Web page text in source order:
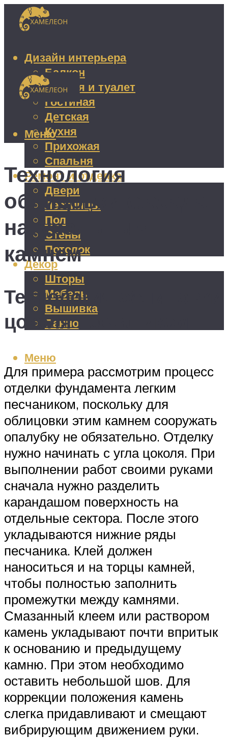
Дизайн интерьера
Балкон
Ванная и туалет
Гостиная
Детская
Кухня
Прихожая
Спальня
Ремонт и отделка
Двери
Лестницы
Пол
Стены
Потолок
Декор
Шторы
Мебель
Вышивка
Панно
Меню
Меню
Технология
облицовки фасада
натуральным
камнем
Технология облицовки
цоколя песчаником
Для примера рассмотрим процесс
отделки фундамента легким
песчаником, поскольку для
облицовки этим камнем сооружать
опалубку не обязательно. Отделку
нужно начинать с угла цоколя. При
выполнении работ своими руками
сначала нужно разделить
карандашом поверхность на
отдельные сектора. После этого
укладываются нижние ряды
песчаника. Клей должен
наноситься и на торцы камней,
чтобы полностью заполнить
промежутки между камнями.
Смазанный клеем или раствором
камень укладывают почти впритык
к основанию и предыдущему
камню. При этом необходимо
оставить небольшой шов. Для
коррекции положения камень
слегка придавливают и смещают
вибрирующим движением руки.